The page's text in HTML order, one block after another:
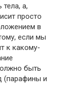
а,
просто
в
если мы
к какому-
быть
(парафины и